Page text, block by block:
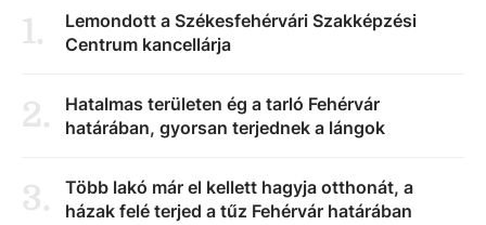
1.
Lemondott a Székesfehérvári Szakképzési
Centrum kancellárja
2.
Hatalmas területen ég a tarló Fehérvár
határában, gyorsan terjednek a lángok
3.
Több lakó már el kellett hagyja otthonát, a
házak felé terjed a tűz Fehérvár határában